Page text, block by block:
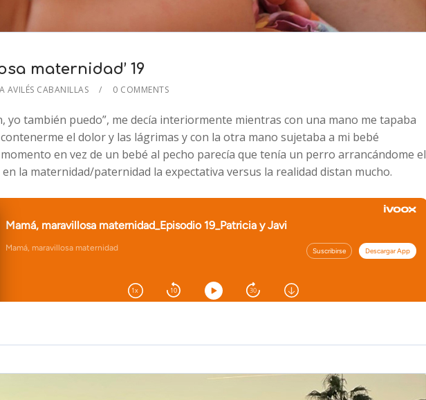
maternidad’ 19
AVILÉS CABANILLAS 0 COMMENTS
yo también puedo”, me decía interiormente mientras con una mano me tapaba
el dolor y las lágrimas y con la otra mano sujetaba a mi bebé
en vez de un bebé al pecho parecía que tenía un perro arrancándome el
en la maternidad/paternidad la expectativa versus la realidad distan mucho.